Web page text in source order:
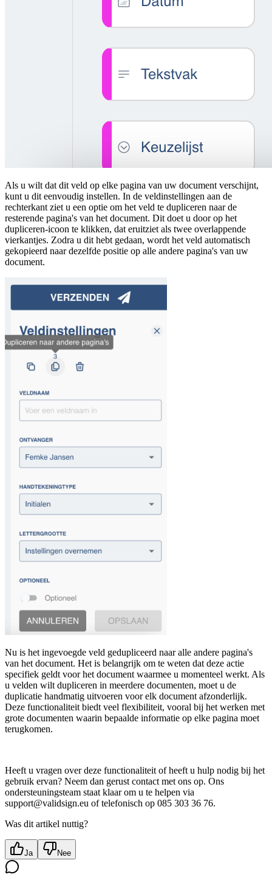
Als u wilt dat dit veld op elke pagina van uw document verschijnt,
kunt u dit eenvoudig instellen. In de veldinstellingen aan de
rechterkant ziet u een optie om het veld te dupliceren naar de
resterende pagina's van het document. Dit doet u door op het
dupliceren-icoon te klikken, dat eruitziet als twee overlappende
vierkantjes. Zodra u dit hebt gedaan, wordt het veld automatisch
gekopieerd naar dezelfde positie op alle andere pagina's van uw
document.
Nu is het ingevoegde veld gedupliceerd naar alle andere pagina's
van het document. Het is belangrijk om te weten dat deze actie
specifiek geldt voor het document waarmee u momenteel werkt. Als
u velden wilt dupliceren in meerdere documenten, moet u de
duplicatie handmatig uitvoeren voor elk document afzonderlijk.
Deze functionaliteit biedt veel flexibiliteit, vooral bij het werken met
grote documenten waarin bepaalde informatie op elke pagina moet
terugkomen.
Heeft u vragen over deze functionaliteit of heeft u hulp nodig bij het
gebruik ervan? Neem dan gerust contact met ons op. Ons
ondersteuningsteam staat klaar om u te helpen via
support@validsign.eu of telefonisch op 085 303 36 76.
Was dit artikel nuttig?
Ja Nee